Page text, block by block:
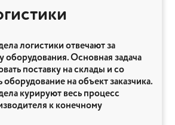
логистики отвечают за
оборудования. Основная задача
поставку на склады и со
оборудование на объект заказчика.
курируют весь процесс
к конечному